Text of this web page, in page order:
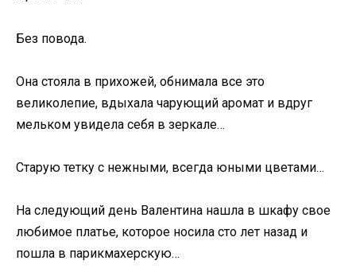
Без повода.
Она стояла в прихожей, обнимала все это
великолепие, вдыхала чарующий аромат и вдруг
мельком увидела себя в зеркале…
Старую тетку с нежными, всегда юными цветами…
На следующий день Валентина нашла в шкафу свое
любимое платье, которое носила сто лет назад и
пошла в парикмахерскую…